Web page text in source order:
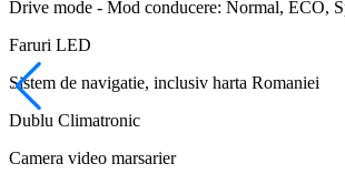
Drive mode - Mod conducere: Normal, ECO,
Faruri LED
Sistem de navigatie, inclusiv harta Romaniei
Dublu Climatronic
Camera video marsarier